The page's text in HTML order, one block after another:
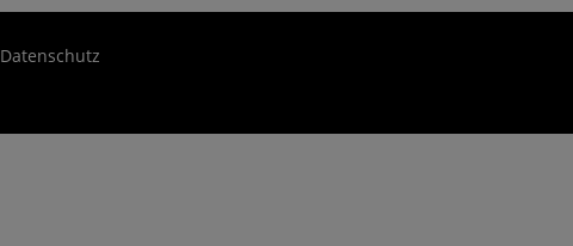
Datenschutz